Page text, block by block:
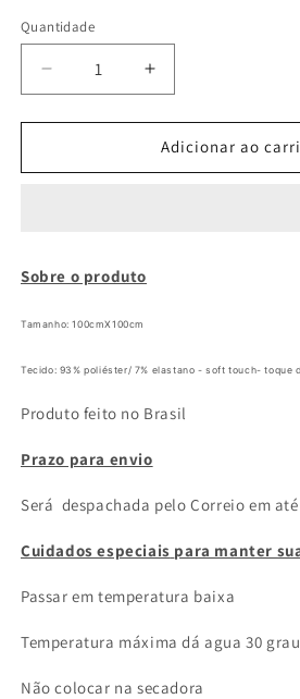
Quantidade
Diminuir
a
quantidade
dance
Aumentar
a
quantidade
de
dance
Adicionar ao
Sobre o produto
Tamanho: 100cmX100cm
Tecido: 93% poliéster/ 7% elastano - soft touch- toque
Produto feito no Brasil
Prazo para envio
Será despachada pelo Correio em
Cuidados especiais para manter
Passar em temperatura baixa
Temperatura máxima dá agua 30
Não colocar na secadora